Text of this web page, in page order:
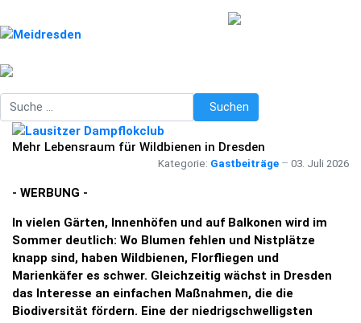
Suchen Suchen
Mehr Lebensraum für Wildbienen in Dresden
Kategorie: Gastbeiträge 03. Juli 2026
- WERBUNG -
In vielen Gärten, Innenhöfen und auf Balkonen wird im
Sommer deutlich: Wo Blumen fehlen und Nistplätze
knapp sind, haben Wildbienen, Florfliegen und
Marienkäfer es schwer. Gleichzeitig wächst in Dresden
das Interesse an einfachen Maßnahmen, die die
Biodiversität fördern. Eine der niedrigschwelligsten